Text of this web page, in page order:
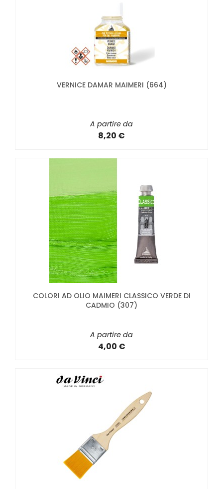
VERNICE DAMAR MAIMERI (664)
A partire da
8,20 €
COLORI AD OLIO MAIMERI CLASSICO VERDE DI
CADMIO (307)
A partire da
4,00 €